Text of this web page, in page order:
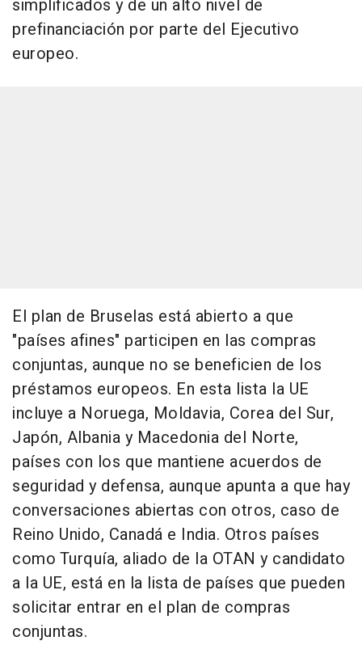
simplificados y de un alto nivel de
prefinanciación por parte del Ejecutivo
europeo.
El plan de Bruselas está abierto a que
"países afines" participen en las compras
conjuntas, aunque no se beneficien de los
préstamos europeos. En esta lista la UE
incluye a Noruega, Moldavia, Corea del Sur,
Japón, Albania y Macedonia del Norte,
países con los que mantiene acuerdos de
seguridad y defensa, aunque apunta a que hay
conversaciones abiertas con otros, caso de
Reino Unido, Canadá e India. Otros países
como Turquía, aliado de la OTAN y candidato
a la UE, está en la lista de países que pueden
solicitar entrar en el plan de compras
conjuntas.